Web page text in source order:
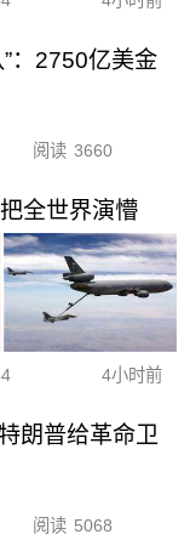
：2750亿美金
阅读 3660
全世界演懵
4小时前
朗普给革命卫
阅读 5068